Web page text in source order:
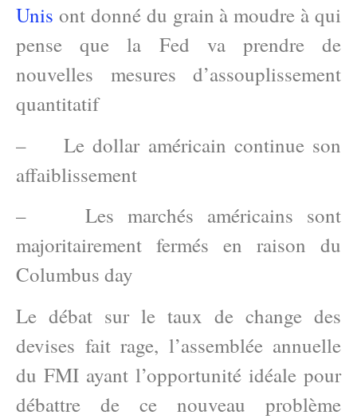
Unis ont donné du grain à moudre à qui
pense que la Fed va prendre de
nouvelles mesures d’assouplissement
quantitatif
– Le dollar américain continue son
affaiblissement
– Les marchés américains sont
majoritairement fermés en raison du
Columbus day
Le débat sur le taux de change des
devises fait rage, l’assemblée annuelle
du FMI ayant l’opportunité idéale pour
débattre de ce nouveau problème